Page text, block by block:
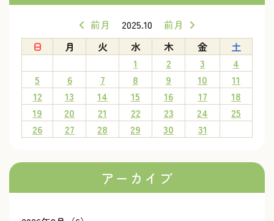
前月 2025.10
前月
日
月 火 水 木 金
土
1
2 3
4
5
6 7 8 9 10
11
12
13 14 15 16 17
18
19
20 21 22 23 24
25
26
27 28 29 30 31
アーカイブ